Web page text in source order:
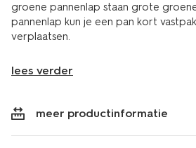
groene pannenlap staan grote
pannenlap kun je een pan kort
verplaatsen.
lees verder
meer productinformatie